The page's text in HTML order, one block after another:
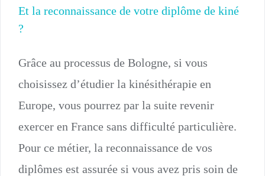
Et la reconnaissance de votre diplôme de kiné
?
Grâce au processus de Bologne, si vous
choisissez d’étudier la kinésithérapie en
Europe, vous pourrez par la suite revenir
exercer en France sans difficulté particulière.
Pour ce métier, la reconnaissance de vos
diplômes est assurée si vous avez pris soin de